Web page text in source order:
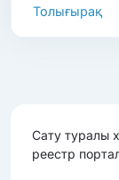
Толығырақ
Сату туралы
реестр